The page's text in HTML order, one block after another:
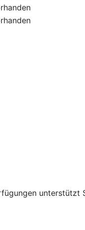
unterstützt